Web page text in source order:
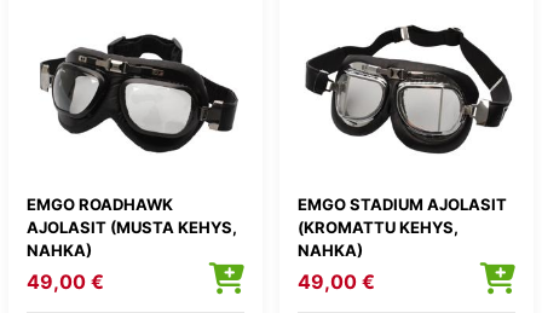
EMGO ROADHAWK
AJOLASIT (MUSTA KEHYS,
NAHKA)
49,00 €
EMGO STADIUM AJOLASIT
(KROMATTU KEHYS,
NAHKA)
49,00 €